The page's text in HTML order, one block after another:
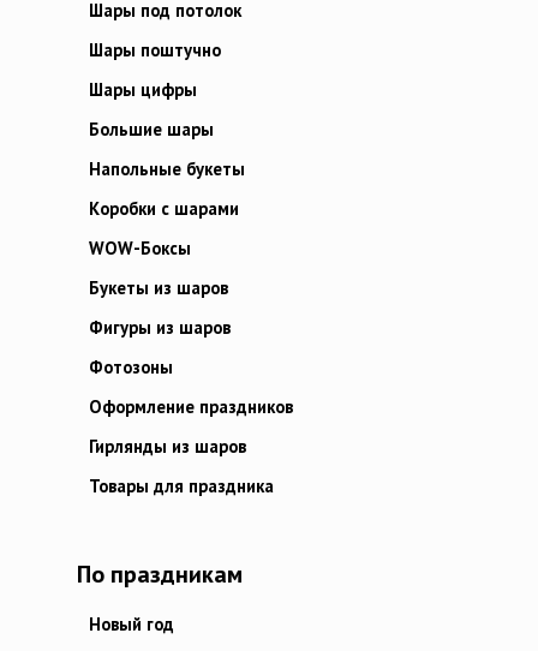
Шары под потолок
Шары поштучно
Шары цифры
Большие шары
Напольные букеты
Коробки с шарами
WOW-Боксы
Букеты из шаров
Фигуры из шаров
Фотозоны
Оформление праздников
Гирлянды из шаров
Товары для праздника
По праздникам
Новый год